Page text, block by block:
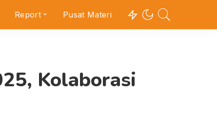
Report Pusat Materi
Kolaborasi